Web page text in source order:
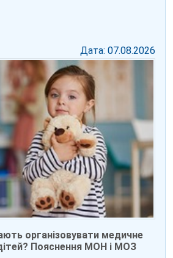
Дата: 07.08.2026
організовувати медичне
Пояснення МОН і МОЗ